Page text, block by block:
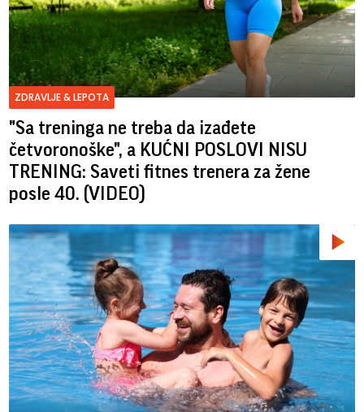
ZDRAVLJE & LEPOTA
"Sa treninga ne treba da izađete
četvoronoške", a KUĆNI POSLOVI NISU
TRENING: Saveti fitnes trenera za žene
posle 40. (VIDEO)